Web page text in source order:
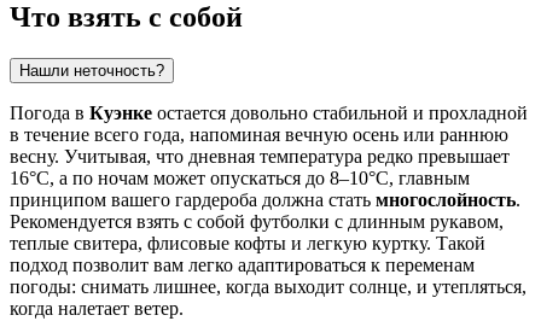
Что взять с собой
Нашли неточность?
Погода в Куэнке остается довольно стабильной и прохладной
в течение всего года, напоминая вечную осень или раннюю
весну. Учитывая, что дневная температура редко превышает
16°C, а по ночам может опускаться до 8–10°C, главным
принципом вашего гардероба должна стать многослойность.
Рекомендуется взять с собой футболки с длинным рукавом,
теплые свитера, флисовые кофты и легкую куртку. Такой
подход позволит вам легко адаптироваться к переменам
погоды: снимать лишнее, когда выходит солнце, и утепляться,
когда налетает ветер.